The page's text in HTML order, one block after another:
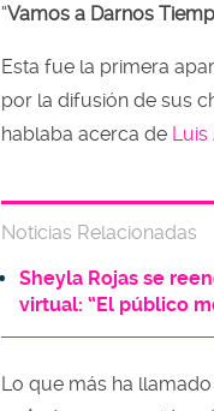
“Vamos a Darnos
Esta fue la primera
por la difusión de sus
hablaba acerca de Luis
Noticias Relacionadas
Sheyla Rojas se
virtual: “El público
Lo que más ha